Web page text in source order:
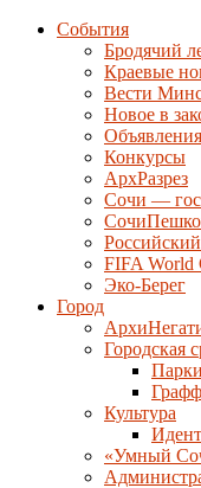
События
Бродячий
Краевые
Вести
Новое в
Конкурсы
АрхРазрез
Сочи —
FIFA World
Эко-Берег
Город
Городская
Культура
«Умный